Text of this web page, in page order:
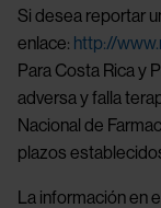
Si desea reportar
enlace: http://
Para Costa Rica y
adversa y falla
Nacional de
plazos
La información en